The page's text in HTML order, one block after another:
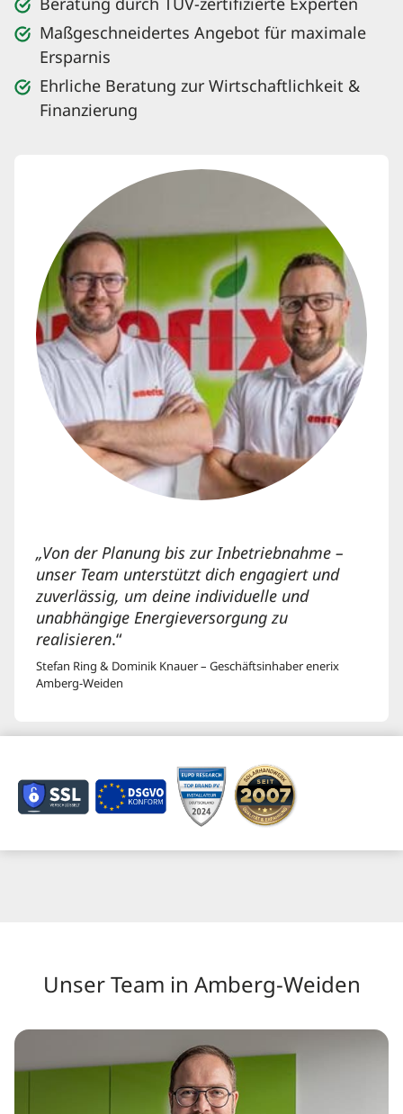
Maßgeschneidertes Angebot für maximale
Ersparnis
Ehrliche Beratung zur Wirtschaftlichkeit &
Finanzierung
„Von der Planung bis zur Inbetriebnahme –
unser Team unterstützt dich engagiert und
zuverlässig, um deine individuelle und
unabhängige Energieversorgung zu
realisieren.“
Stefan Ring & Dominik Knauer – Geschäftsinhaber enerix
Amberg-Weiden
Unser Team in Amberg-Weiden